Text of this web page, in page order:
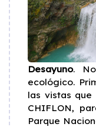
Desayuno.
ecológico.
las vistas que
CHIFLON,
Parque